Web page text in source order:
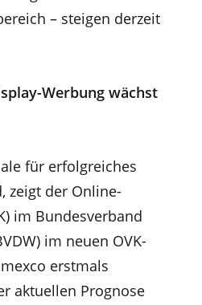
– steigen derzeit
Werbung wächst
für erfolgreiches
zeigt der Online-
im Bundesverband
im neuen OVK-
erstmals
aktuellen Prognose